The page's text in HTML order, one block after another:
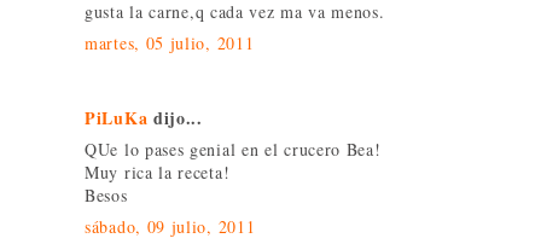
gusta la carne,q cada vez ma va menos.
martes, 05 julio, 2011
PiLuKa dijo...
QUe lo pases genial en el crucero Bea!
Muy rica la receta!
Besos
sábado, 09 julio, 2011